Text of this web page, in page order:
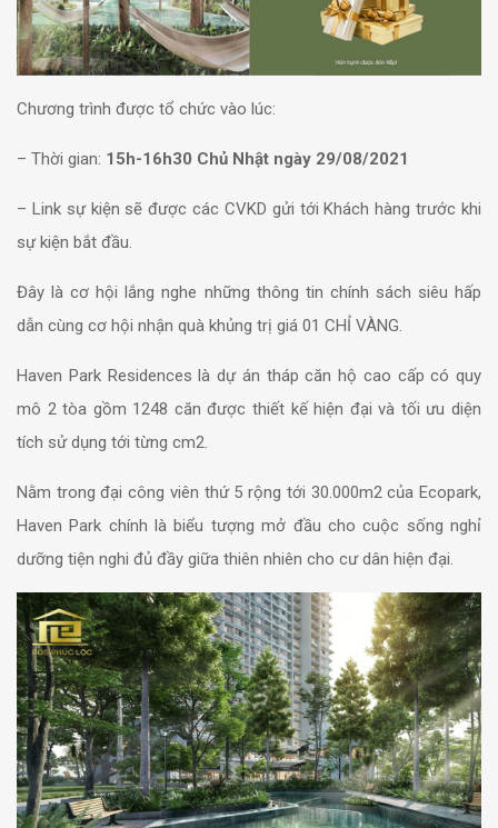
Chương trình được tổ chức vào lúc:
– Thời gian: 15h-16h30 Chủ Nhật ngày 29/08/2021
– Link sự kiện sẽ được các CVKD gửi tới Khách hàng trước khi
sự kiện bắt đầu.
Đây là cơ hội lắng nghe những thông tin chính sách siêu hấp
dẫn cùng cơ hội nhận quà khủng trị giá 01 CHỈ VÀNG.
Haven Park Residences là dự án tháp căn hộ cao cấp có quy
mô 2 tòa gồm 1248 căn được thiết kế hiện đại và tối ưu diện
tích sử dụng tới từng cm2.
Nằm trong đại công viên thứ 5 rộng tới 30.000m2 của Ecopark,
Haven Park chính là biểu tượng mở đầu cho cuộc sống nghỉ
dưỡng tiện nghi đủ đầy giữa thiên nhiên cho cư dân hiện đại.